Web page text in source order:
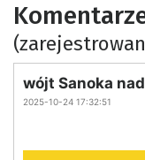
wójt Sanoka
2025-10-24 17:32:51